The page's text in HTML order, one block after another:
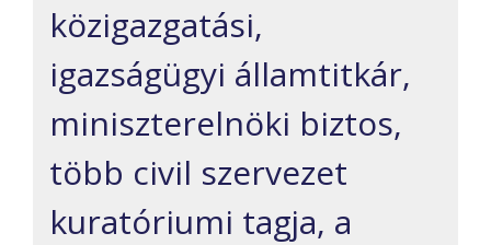
közigazgatási,
igazságügyi államtitkár,
miniszterelnöki biztos,
több civil szervezet
kuratóriumi tagja, a